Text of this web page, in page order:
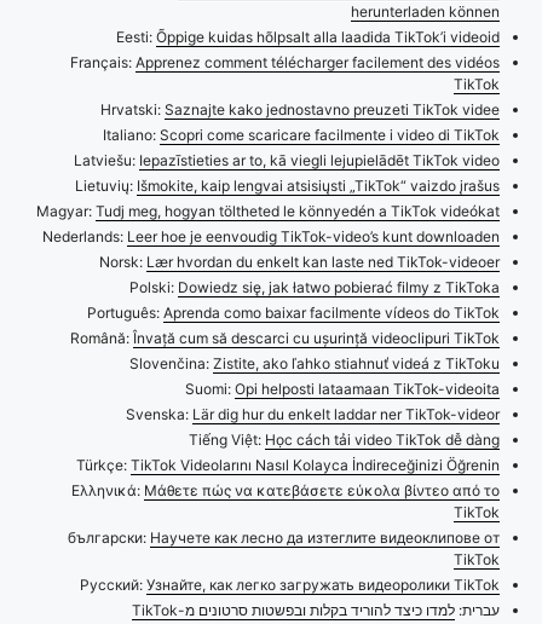
herunterladen können
Eesti: Õppige kuidas hõlpsalt alla laadida TikTok’i videoid
Français: Apprenez comment télécharger facilement des vidéos
TikTok
Hrvatski: Saznajte kako jednostavno preuzeti TikTok videe
Italiano: Scopri come scaricare facilmente i video di TikTok
Latviešu: Iepazīstieties ar to, kā viegli lejupielādēt TikTok video
Lietuvių: Išmokite, kaip lengvai atsisiųsti „TikTok“ vaizdo įrašus
Magyar: Tudj meg, hogyan töltheted le könnyedén a TikTok videókat
Nederlands: Leer hoe je eenvoudig TikTok-video’s kunt downloaden
Norsk: Lær hvordan du enkelt kan laste ned TikTok-videoer
Polski: Dowiedz się, jak łatwo pobierać filmy z TikToka
Português: Aprenda como baixar facilmente vídeos do TikTok
Română: Învață cum să descarci cu ușurință videoclipuri TikTok
Slovenčina: Zistite, ako ľahko stiahnuť videá z TikToku
Suomi: Opi helposti lataamaan TikTok-videoita
Svenska: Lär dig hur du enkelt laddar ner TikTok-videor
Tiếng Việt: Học cách tải video TikTok dễ dàng
Türkçe: TikTok Videolarını Nasıl Kolayca İndireceğinizi Öğrenin
Ελληνικά: Μάθετε πώς να κατεβάσετε εύκολα βίντεο από το
TikTok
български: Научете как лесно да изтеглите видеоклипове от
TikTok
Русский: Узнайте, как легко загружать видеоролики TikTok
עברית: למדו כיצד להוריד בקלות ובפשטות סרטונים מ-TikTok